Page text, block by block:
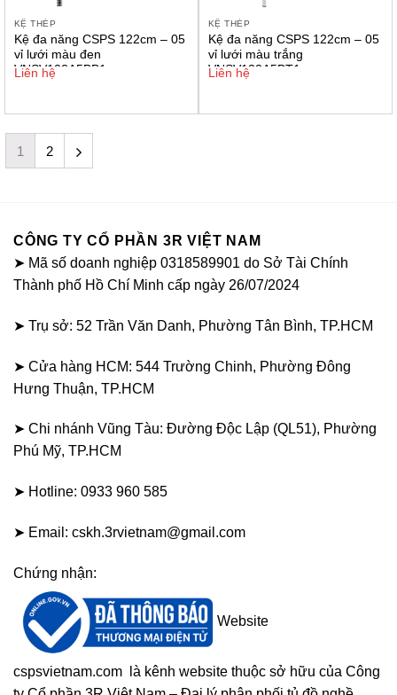
KỆ THÉP
Kệ đa năng CSPS 122cm – 05
vỉ lưới màu đen
VNSV122A5BB1
Liên hệ
KỆ THÉP
Kệ đa năng CSPS 122cm – 05
vỉ lưới màu trắng
VNSV122A5BT1
Liên hệ
1 2
CÔNG TY CỔ PHẦN 3R VIỆT NAM
➤ Mã số doanh nghiệp 0318589901 do Sở Tài Chính
Thành phố Hồ Chí Minh cấp ngày 26/07/2024
➤ Trụ sở: 52 Trần Văn Danh, Phường Tân Bình, TP.HCM
➤ Cửa hàng HCM: 544 Trường Chinh, Phường Đông
Hưng Thuận, TP.HCM
➤ Chi nhánh Vũng Tàu: Đường Độc Lập (QL51), Phường
Phú Mỹ, TP.HCM
➤ Hotline: 0933 960 585
➤ Email: cskh.3rvietnam@gmail.com
Chứng nhận:
Website
cspsvietnam.com là kênh website thuộc sở hữu của Công